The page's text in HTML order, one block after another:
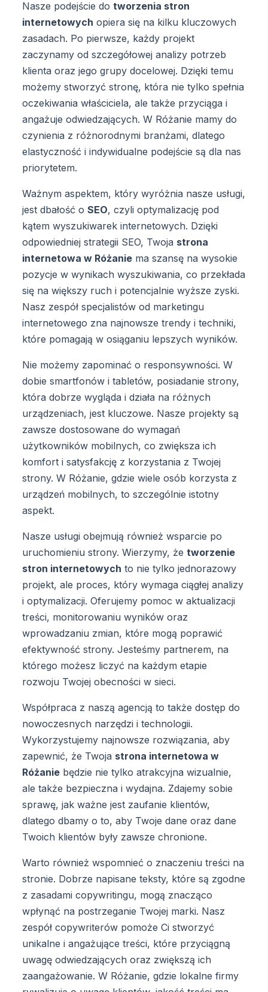
Nasze podejście dotworzenia stron
internetowych opiera się na kilku kluczowych
zasadach. Po pierwsze, każdy projekt
zaczynamy od szczegółowej analizy potrzeb
klienta oraz jego grupy docelowej. Dzięki temu
możemy stworzyć stronę, która nie tylko spełnia
oczekiwania właściciela, ale także przyciąga i
angażuje odwiedzających. W Różanie mamy do
czynienia z różnorodnymi branżami, dlatego
elastyczność i indywidualne podejście są dla nas
priorytetem.
Ważnym aspektem, który wyróżnia nasze usługi,
jest dbałość oSEO, czyli optymalizację pod
kątem wyszukiwarek internetowych. Dzięki
odpowiedniej strategii SEO, Twoja strona
internetowa w Różanie ma szansę na wysokie
pozycje w wynikach wyszukiwania, co przekłada
się na większy ruch i potencjalnie wyższe zyski.
Nasz zespół specjalistów od marketingu
internetowego zna najnowsze trendy i techniki,
które pomagają w osiąganiu lepszych wyników.
Nie możemy zapominać o responsywności. W
dobie smartfonów i tabletów, posiadanie strony,
która dobrze wygląda i działa na różnych
urządzeniach, jest kluczowe. Nasze projekty są
zawsze dostosowane do wymagań
użytkowników mobilnych, co zwiększa ich
komfort i satysfakcję z korzystania z Twojej
strony. W Różanie, gdzie wiele osób korzysta z
urządzeń mobilnych, to szczególnie istotny
aspekt.
Nasze usługi obejmują również wsparcie po
uruchomieniu strony. Wierzymy, żetworzenie
stron internetowych to nie tylko jednorazowy
projekt, ale proces, który wymaga ciągłej analizy
i optymalizacji. Oferujemy pomoc w aktualizacji
treści, monitorowaniu wyników oraz
wprowadzaniu zmian, które mogą poprawić
efektywność strony. Jesteśmy partnerem, na
którego możesz liczyć na każdym etapie
rozwoju Twojej obecności w sieci.
Współpraca z naszą agencją to także dostęp do
nowoczesnych narzędzi i technologii.
Wykorzystujemy najnowsze rozwiązania, aby
zapewnić, że Twoja strona internetowa w
Różanie będzie nie tylko atrakcyjna wizualnie,
ale także bezpieczna i wydajna. Zdajemy sobie
sprawę, jak ważne jest zaufanie klientów,
dlatego dbamy o to, aby Twoje dane oraz dane
Twoich klientów były zawsze chronione.
Warto również wspomnieć o znaczeniu treści na
stronie. Dobrze napisane teksty, które są zgodne
z zasadami copywritingu, mogą znacząco
wpłynąć na postrzeganie Twojej marki. Nasz
zespół copywriterów pomoże Ci stworzyć
unikalne i angażujące treści, które przyciągną
uwagę odwiedzających oraz zwiększą ich
zaangażowanie. W Różanie, gdzie lokalne firmy